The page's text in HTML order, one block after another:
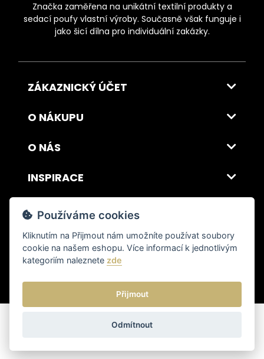
Značka zaměřena na unikátní textilní produkty a
sedací poufy vlastní výroby. Současně však funguje i
jako šicí dílna pro individuální zakázky.
ZÁKAZNICKÝ ÚČET
O NÁKUPU
O NÁS
INSPIRACE
DOPRAVA A PLATBA
© 2026 ITALSKY INTERIER s.r.o. Vytvořilo INIZIO Internet Media s.r.o.|
nastavení cookies
Používáme cookies
Kliknutím na Přijmout nám umožníte používat soubory
cookie na našem eshopu. Více informací k jednotlivým
kategoriím naleznete zde
Přijmout
Odmítnout